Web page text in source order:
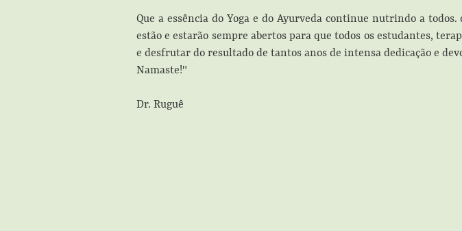
Que a essência do Yoga e do Ayurveda continue nutrindo a
estão e estarão sempre abertos para que todos os estudantes,
e desfrutar do resultado de tantos anos de intensa dedicação e
Namaste!"
Dr. Ruguê